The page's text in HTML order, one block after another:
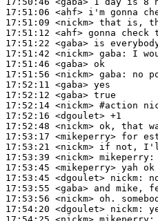
17:51:06 <ahf>
17:51:09 <nickm>
17:51:12 <ahf>
17:51:22 <gaba>
17:51:42 <nickm> gaba:
17:51:46 <gaba>
17:51:56 <nickm> gaba:
17:52:11 <gaba>
17:52:12 <gaba>
17:52:14 <nickm> #action
17:52:16 <dgoulet>
17:52:48 <nickm>
17:53:17 <mikeperry>
17:53:21 <nickm>
17:53:39 <nickm> mikeperry:
17:53:45 <mikeperry>
17:53:45 <dgoulet> nickm:
17:53:55 <gaba>
17:53:56 <nickm>
17:54:20 <dgoulet> nickm: